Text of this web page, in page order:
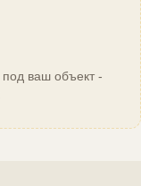
ваш объект -